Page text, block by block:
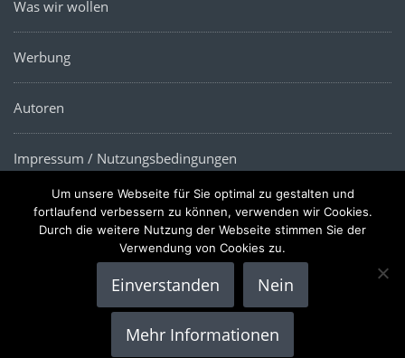
Was wir wollen
Werbung
Autoren
Impressum / Nutzungsbedingungen
Datenschutz
Copyright © 2022 |Die Wirtschaftsnews- Alle Rechte
Um unsere Webseite für Sie optimal zu gestalten und
fortlaufend verbessern zu können, verwenden wir Cookies.
Durch die weitere Nutzung der Webseite stimmen Sie der
Verwendung von Cookies zu.
Einverstanden Nein
Mehr Informationen